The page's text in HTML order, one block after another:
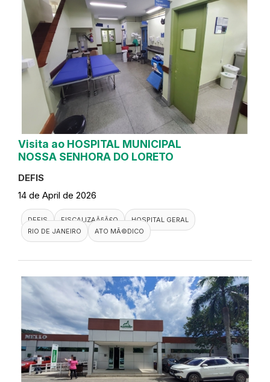
Visita ao HOSPITAL MUNICIPAL
NOSSA SENHORA DO LORETO
DEFIS
14 de April de 2026
DEFIS FISCALIZAÃ§Ã£O
HOSPITAL GERAL
RIO DE JANEIRO
ATO MÃ©DICO